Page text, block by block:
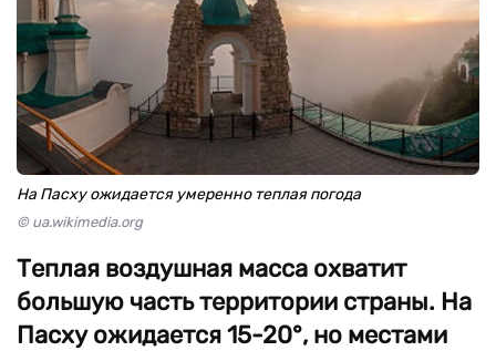
На Пасху ожидается умеренно теплая погода
© ua.wikimedia.org
Теплая воздушная масса охватит
большую часть территории страны. На
Пасху ожидается 15-20°, но местами